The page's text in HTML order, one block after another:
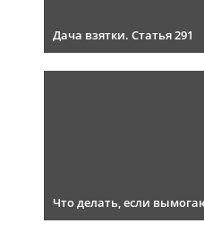
Дача взятки. Статья 291
Что делать, если